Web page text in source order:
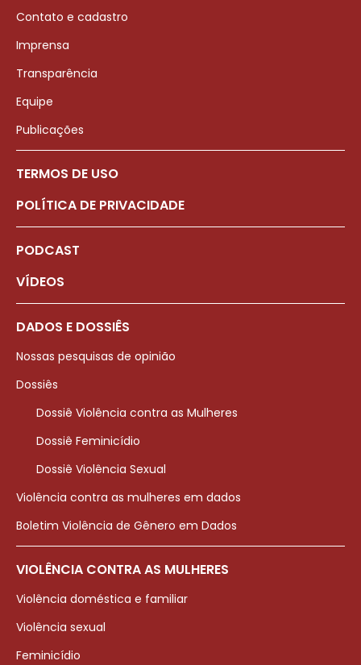
Contato e cadastro
Imprensa
Transparência
Equipe
Publicações
TERMOS DE USO
POLÍTICA DE PRIVACIDADE
PODCAST
VÍDEOS
DADOS E DOSSIÊS
Nossas pesquisas de opinião
Dossiês
Dossiê Violência contra as Mulheres
Dossiê Feminicídio
Dossiê Violência Sexual
Violência contra as mulheres em dados
Boletim Violência de Gênero em Dados
VIOLÊNCIA CONTRA AS MULHERES
Violência doméstica e familiar
Violência sexual
Feminicídio